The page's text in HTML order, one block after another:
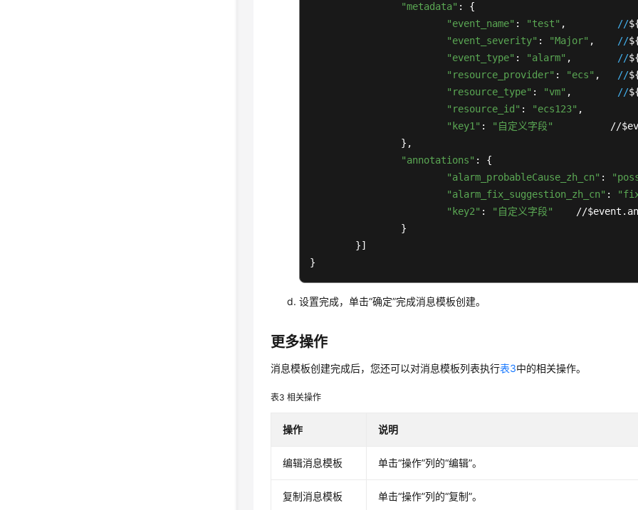
"metadata" : {
"event_name" : "test" , //
"event_severity" : "Major" , //
"event_type" : "alarm" , //
"resource_provider" : "ecs" , //
"resource_type" : "vm" , //
"resource_id" : "ecs123" ,
"key1" : "自定义字段"
//
"annotations" : {
"alarm_probableCause_zh_cn" :
"alarm_fix_suggestion_zh_cn" :
"key2" : "自定义字段"
//
设置完成，单击“确定”完成消息模板创建。
更多操作
消息模板创建完成后，您还可以对消息模板列表执行表3中的相关操作。
表3相关操作
操作 说明
编辑消息模板 单击“操作”列的“编辑”。
复制消息模板 单击“操作”列的“复制”。